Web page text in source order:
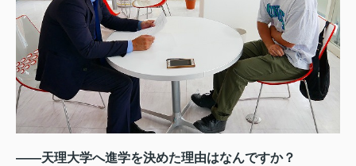
――天理大学へ進学を決めた理由はなんですか？